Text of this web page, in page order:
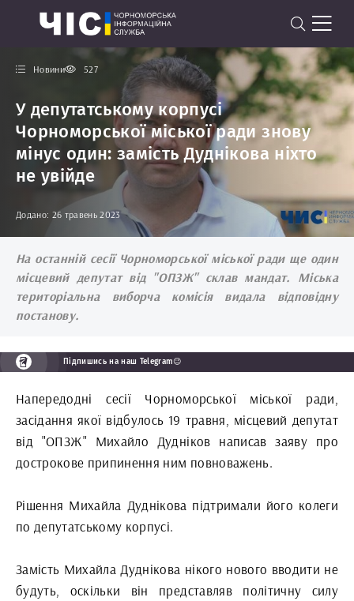
Новини 527
У депутатському корпусі
Чорноморської міської ради знову
мінус один: замість Дуднікова ніхто
не увійде
Додано: 26 травень 2023
На останній сесії Чорноморської міської ради ще один
місцевий депутат від "ОПЗЖ" склав мандат. Міська
територіальна виборча комісія видала відповідну
постанову.
Підпишись на наш Telegram😉
Напередодні сесії Чорноморської міської ради,
засідання якої відбулось 19 травня, місцевий депутат
від "ОПЗЖ" Михайло Дудніков написав заяву про
дострокове припинення ним повноважень.
Рішення Михайла Дуднікова підтримали його колеги
по депутатському корпусі.
Замість Михайла Дуднікова нікого нового вводити не
будуть, оскільки він представляв політичну силу